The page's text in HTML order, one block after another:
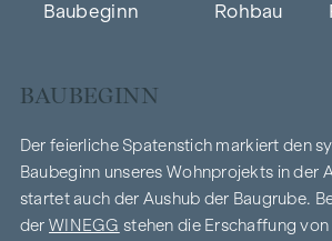
Baubeginn Rohbau
BAUBEGINN
Der feierliche Spatenstich markiert den
Baubeginn unseres Wohnprojekts in der
startet auch der Aushub der Baugrube.
derWINEGG stehen die Erschaffung